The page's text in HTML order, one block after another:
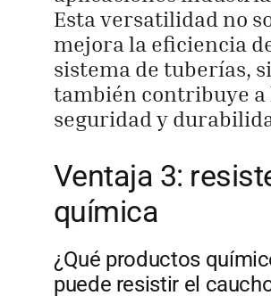
Esta versatilidad no
mejora la eficiencia
sistema de tuberías,
también contribuye a
seguridad y
Ventaja 3:
química
¿Qué productos
puede resistir el